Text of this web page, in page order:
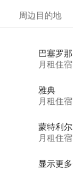
周边目的地
巴塞罗那
月租住宿
雅典
月租住宿
蒙特利尔
月租住宿
显示更多